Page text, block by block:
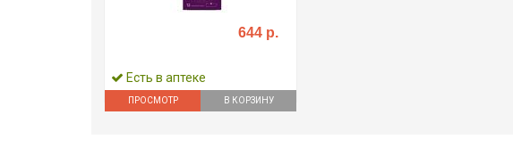
644 р.
Есть в аптеке
ПРОСМОТР В КОРЗИНУ